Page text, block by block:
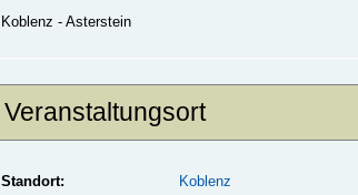
Koblenz - Asterstein
Veranstaltungsort
Standort: Koblenz